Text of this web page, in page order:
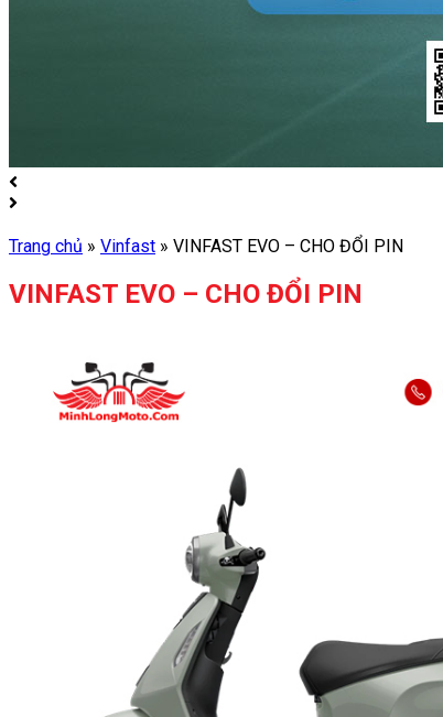
Trang chủ » Vinfast » VINFAST EVO – CHO ĐỔI PIN
VINFAST EVO – CHO ĐỔI PIN